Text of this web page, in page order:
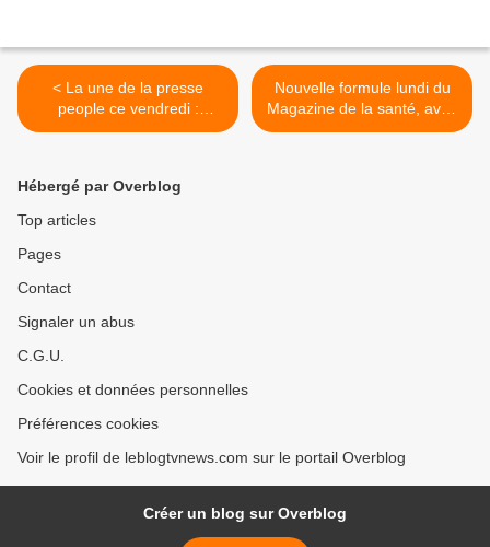
< La une de la presse
people ce vendredi :
Laeticia Hallyday, Louane,
Nouvelle formule lundi du
Magazine de la santé, avec
Marina Carrère d'Encausse,
Hébergé par Overblog
Top articles
Pages
Contact
Signaler un abus
C.G.U.
Cookies et données personnelles
Préférences cookies
Voir le profil de leblogtvnews.com sur le portail Overblog
Créer un blog sur Overblog